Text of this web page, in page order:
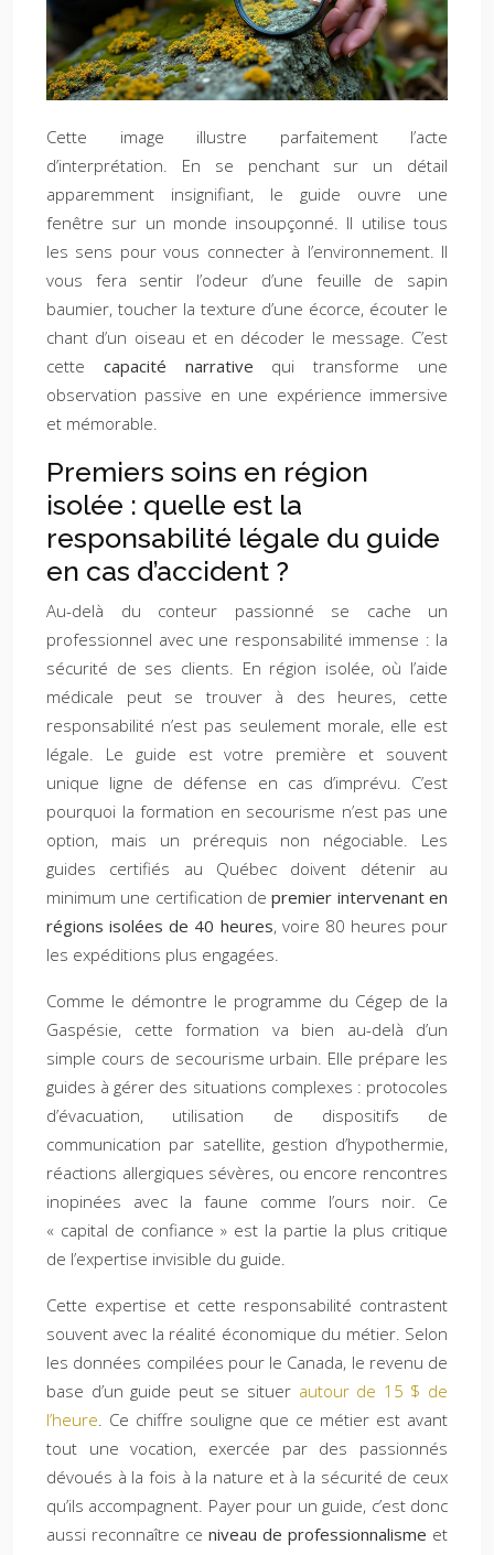
Cette image illustre parfaitement l’acte
d’interprétation. En se penchant sur un détail
apparemment insignifiant, le guide ouvre une
fenêtre sur un monde insoupçonné. Il utilise tous
les sens pour vous connecter à l’environnement. Il
vous fera sentir l’odeur d’une feuille de sapin
baumier, toucher la texture d’une écorce, écouter le
chant d’un oiseau et en décoder le message. C’est
cette capacité narrative qui transforme une
observation passive en une expérience immersive
et mémorable.
Premiers soins en région
isolée : quelle est la
responsabilité légale du guide
en cas d’accident ?
Au-delà du conteur passionné se cache un
professionnel avec une responsabilité immense : la
sécurité de ses clients. En région isolée, où l’aide
médicale peut se trouver à des heures, cette
responsabilité n’est pas seulement morale, elle est
légale. Le guide est votre première et souvent
unique ligne de défense en cas d’imprévu. C’est
pourquoi la formation en secourisme n’est pas une
option, mais un prérequis non négociable. Les
guides certifiés au Québec doivent détenir au
minimum une certification depremier intervenant en
régions isolées de 40 heures, voire 80 heures pour
les expéditions plus engagées.
Comme le démontre le programme du Cégep de la
Gaspésie, cette formation va bien au-delà d’un
simple cours de secourisme urbain. Elle prépare les
guides à gérer des situations complexes : protocoles
d’évacuation, utilisation de dispositifs de
communication par satellite, gestion d’hypothermie,
réactions allergiques sévères, ou encore rencontres
inopinées avec la faune comme l’ours noir. Ce
« capital de confiance » est la partie la plus critique
de l’expertise invisible du guide.
Cette expertise et cette responsabilité contrastent
souvent avec la réalité économique du métier. Selon
les données compilées pour le Canada, le revenu de
base d’un guide peut se situer autour de 15 $ de
l’heure. Ce chiffre souligne que ce métier est avant
tout une vocation, exercée par des passionnés
dévoués à la fois à la nature et à la sécurité de ceux
qu’ils accompagnent. Payer pour un guide, c’est donc
aussi reconnaître ce niveau de professionnalisme et